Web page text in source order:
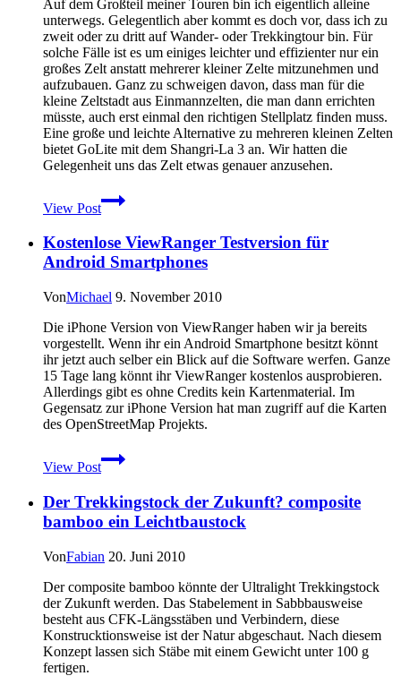
Auf dem Großteil meiner Touren bin ich eigentlich alleine
unterwegs. Gelegentlich aber kommt es doch vor, dass ich zu
zweit oder zu dritt auf Wander- oder Trekkingtour bin. Für
solche Fälle ist es um einiges leichter und effizienter nur ein
großes Zelt anstatt mehrerer kleiner Zelte mitzunehmen und
aufzubauen. Ganz zu schweigen davon, dass man für die
kleine Zeltstadt aus Einmannzelten, die man dann errichten
müsste, auch erst einmal den richtigen Stellplatz finden muss.
Eine große und leichte Alternative zu mehreren kleinen Zelten
bietet GoLite mit dem Shangri-La 3 an. Wir hatten die
Gelegenheit uns das Zelt etwas genauer anzusehen.
View PostPersonen
GoLite
Shangri-
3
Kostenlose ViewRanger Testversion für
Android Smartphones
VonMichael 9. November 2010
Die iPhone Version von ViewRanger haben wir ja bereits
vorgestellt. Wenn ihr ein Android Smartphone besitzt könnt
ihr jetzt auch selber ein Blick auf die Software werfen. Ganze
15 Tage lang könnt ihr ViewRanger kostenlos ausprobieren.
Allerdings gibt es ohne Credits kein Kartenmaterial. Im
Gegensatz zur iPhone Version hat man zugriff auf die Karten
des OpenStreetMap Projekts.
View Post
Kostenlose
ViewRanger
für
Android
Smartphones
Der Trekkingstock der Zukunft? composite
bamboo ein Leichtbaustock
VonFabian 20. Juni 2010
Der composite bamboo könnte der Ultralight Trekkingstock
der Zukunft werden. Das Stabelement in Sabbbausweise
besteht aus CFK-Längsstäben und Verbindern, diese
Konstrucktionsweise ist der Natur abgeschaut. Nach diesem
Konzept lassen sich Stäbe mit einem Gewicht unter 100 g
fertigen.